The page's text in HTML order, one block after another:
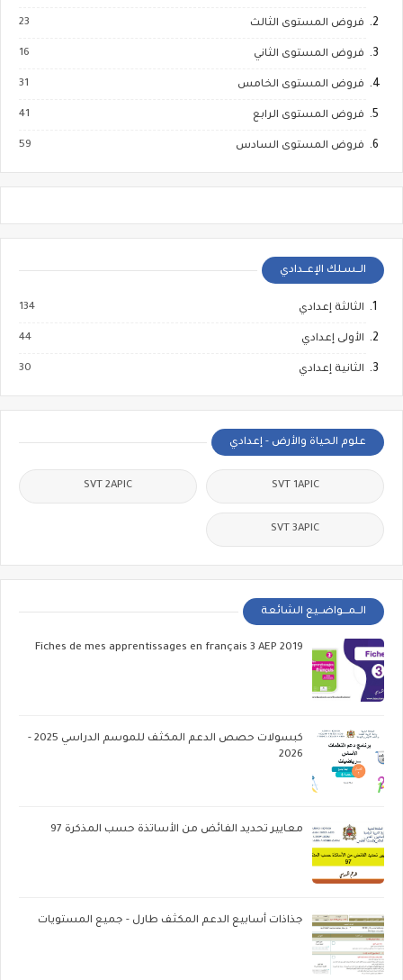
فروض المستوى الثالث 23
فروض المستوى الثاني 16
فروض المستوى الخامس 31
فروض المستوى الرابع 41
فروض المستوى السادس 59
الــسـلك الإعــدادي
الثالثة إعدادي 134
الأولى إعدادي 44
الثانية إعدادي 30
علوم الحياة والأرض - إعدادي
SVT 1APIC
SVT 2APIC
SVT 3APIC
الــمـــواضــيع الشائعة
Fiches de mes apprentissages en français 3 AEP 2019
كبسولات حصص الدعم المكثف للموسم الدراسي 2025 -
2026
معايير تحديد الفائض من الأساتذة حسب المذكرة 97
جذاذات أسابيع الدعم المكثف طارل - جميع المستويات